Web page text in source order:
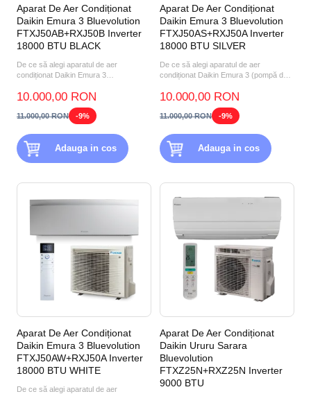
Aparat De Aer Condiționat
Daikin Emura 3 Bluevolution
FTXJ50AB+RXJ50B Inverter
18000 BTU BLACK
De ce să alegi aparatul de aer
condiționat Daikin Emura 3
BLACK? P...
10.000,00 RON
11.000,00 RON -9%
Adauga in cos
Aparat De Aer Condiționat
Daikin Emura 3 Bluevolution
FTXJ50AS+RXJ50A Inverter
18000 BTU SILVER
De ce să alegi aparatul de aer
condiționat Daikin Emura 3 (pompă de
10.000,00 RON
11.000,00 RON -9%
Adauga in cos
Aparat De Aer Condiționat
Daikin Emura 3 Bluevolution
FTXJ50AW+RXJ50A Inverter
18000 BTU WHITE
De ce să alegi aparatul de aer
Aparat De Aer Condiționat
Daikin Ururu Sarara
Bluevolution
FTXZ25N+RXZ25N Inverter
9000 BTU